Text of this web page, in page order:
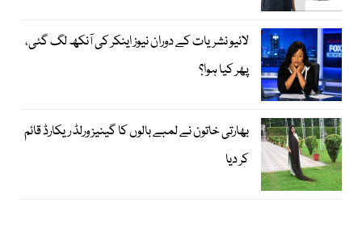
لائیو نشریات کے دوران نیوز اینکر کی آنکھ لگ گئی،
پھر کیا ہوا؟
بھارتی خاتون نے لمبے بالوں کا گینیز ورلڈ ریکارڈ قائم
کر دیا